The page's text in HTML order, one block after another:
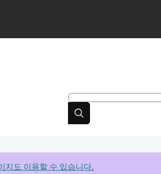
지도 이용할 수 있습니다.